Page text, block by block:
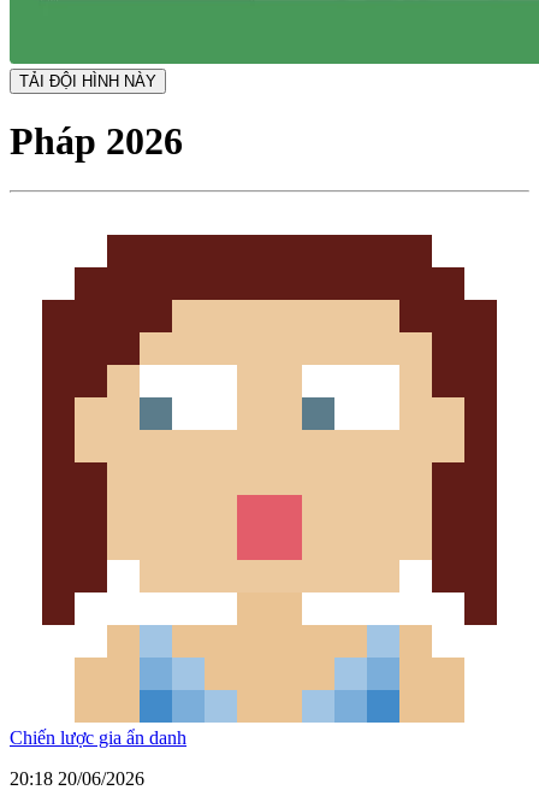
TẢI ĐỘI HÌNH NÀY
Pháp 2026
Chiến lược gia ẩn danh
20:18 20/06/2026